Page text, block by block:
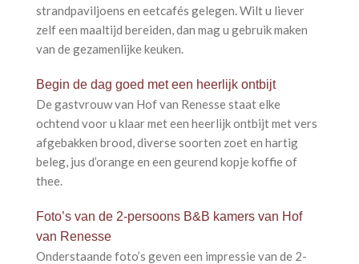
strandpaviljoens en eetcafés gelegen. Wilt u liever
zelf een maaltijd bereiden, dan mag u gebruik maken
van de gezamenlijke keuken.
Begin de dag goed met een heerlijk ontbijt
De gastvrouw van Hof van Renesse staat elke
ochtend voor u klaar met een heerlijk ontbijt met vers
afgebakken brood, diverse soorten zoet en hartig
beleg, jus d’orange en een geurend kopje koffie of
thee.
Foto’s van de 2-persoons B&B kamers van Hof
van Renesse
Onderstaande foto’s geven een impressie van de 2-